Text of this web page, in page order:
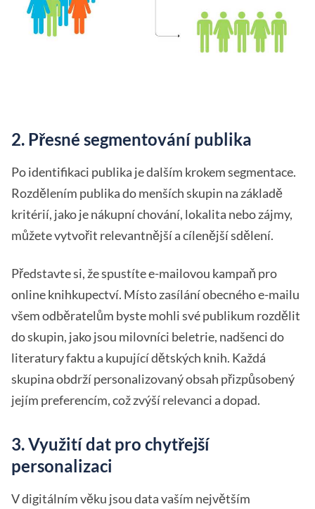
2. Přesné segmentování publika
Po identifikaci publika je dalším krokem segmentace.
Rozdělením publika do menších skupin na základě
kritérií, jako je nákupní chování, lokalita nebo zájmy,
můžete vytvořit relevantnější a cílenější sdělení.
Představte si, že spustíte e-mailovou kampaň pro
online knihkupectví. Místo zasílání obecného e-mailu
všem odběratelům byste mohli své publikum rozdělit
do skupin, jako jsou milovníci beletrie, nadšenci do
literatury faktu a kupující dětských knih. Každá
skupina obdrží personalizovaný obsah přizpůsobený
jejím preferencím, což zvýší relevanci a dopad.
3. Využití dat pro chytřejší
personalizaci
V digitálním věku jsou data vaším největším